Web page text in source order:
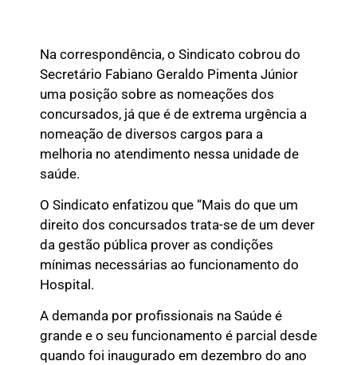
Na correspondência, o Sindicato cobrou do
Secretário Fabiano Geraldo Pimenta Júnior
uma posição sobre as nomeações dos
concursados, já que é de extrema urgência a
nomeação de diversos cargos para a
melhoria no atendimento nessa unidade de
saúde.
O Sindicato enfatizou que “Mais do que um
direito dos concursados trata-se de um dever
da gestão pública prover as condições
mínimas necessárias ao funcionamento do
Hospital.
A demanda por profissionais na Saúde é
grande e o seu funcionamento é parcial desde
quando foi inaugurado em dezembro do ano